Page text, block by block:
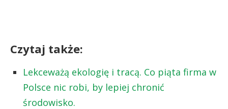
Czytaj także:
Lekceważą ekologię i tracą. Co piąta firma w
Polsce nic robi, by lepiej chronić
środowisko.